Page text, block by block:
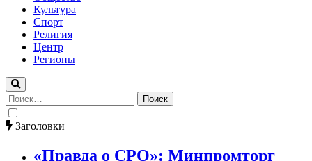
Культура
Спорт
Религия
Центр
Регионы
Найти:
Заголовки
«Правда о СРО»: Минпромторг